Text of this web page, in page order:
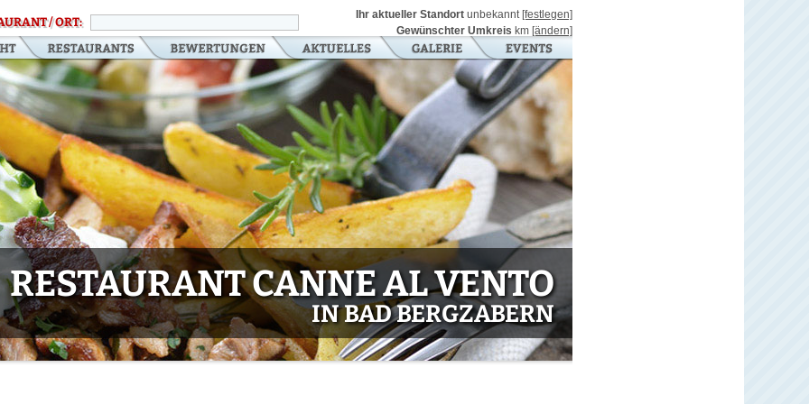
/ ORT:
Ihr aktueller Standort unbekannt [festlegen]
Gewünschter Umkreis km [ändern]
RESTAURANT CANNE AL VENTO
IN BAD BERGZABERN